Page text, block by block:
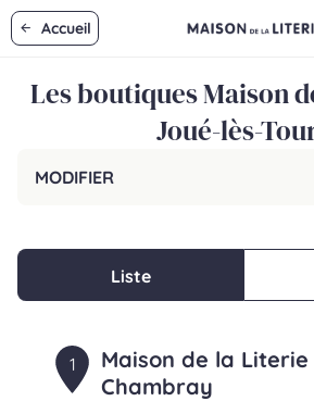
Accueil
Les boutiques Maison
Joué-lès-
MODIFIER
Liste
1
Maison de la Literie
Chambray